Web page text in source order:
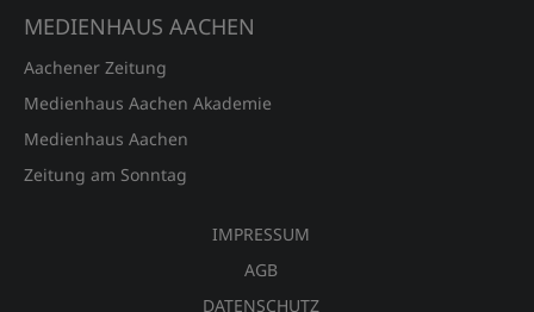
MEDIENHAUS AACHEN
Aachener Zeitung
Medienhaus Aachen Akademie
Medienhaus Aachen
Zeitung am Sonntag
IMPRESSUM
AGB
DATENSCHUTZ